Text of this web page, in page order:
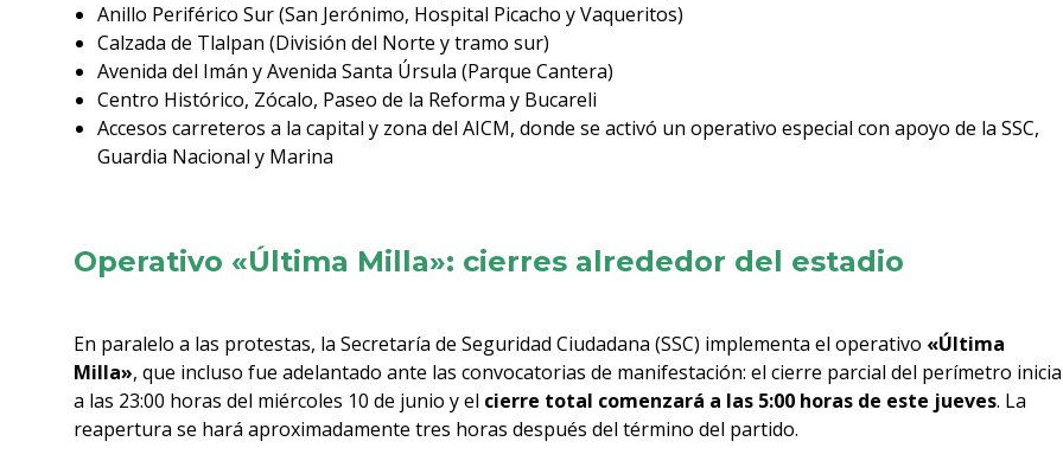
Anillo Periférico Sur (San Jerónimo, Hospital Picacho y Vaqueritos)
Calzada de Tlalpan (División del Norte y tramo sur)
Avenida del Imán y Avenida Santa Úrsula (Parque Cantera)
Centro Histórico, Zócalo, Paseo de la Reforma y Bucareli
Accesos carreteros a la capital y zona del AICM, donde se activó un operativo especial con apoyo de la SSC,
Guardia Nacional y Marina
Operativo «Última Milla»: cierres alrededor del estadio
En paralelo a las protestas, la Secretaría de Seguridad Ciudadana (SSC) implementa el operativo «Última
Milla», que incluso fue adelantado ante las convocatorias de manifestación: el cierre parcial del perímetro inicia
a las 23:00 horas del miércoles 10 de junio y el cierre total comenzará a las 5:00 horas de este jueves. La
reapertura se hará aproximadamente tres horas después del término del partido.